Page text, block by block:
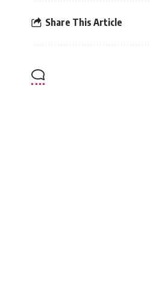
Share This Article